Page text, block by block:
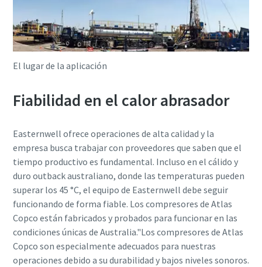
El lugar de la aplicación
Fiabilidad en el calor abrasador
Easternwell ofrece operaciones de alta calidad y la
empresa busca trabajar con proveedores que saben que el
tiempo productivo es fundamental. Incluso en el cálido y
duro outback australiano, donde las temperaturas pueden
superar los 45 °C, el equipo de Easternwell debe seguir
funcionando de forma fiable. Los compresores de Atlas
Copco están fabricados y probados para funcionar en las
condiciones únicas de Australia."Los compresores de Atlas
Copco son especialmente adecuados para nuestras
operaciones debido a su durabilidad y bajos niveles sonoros.